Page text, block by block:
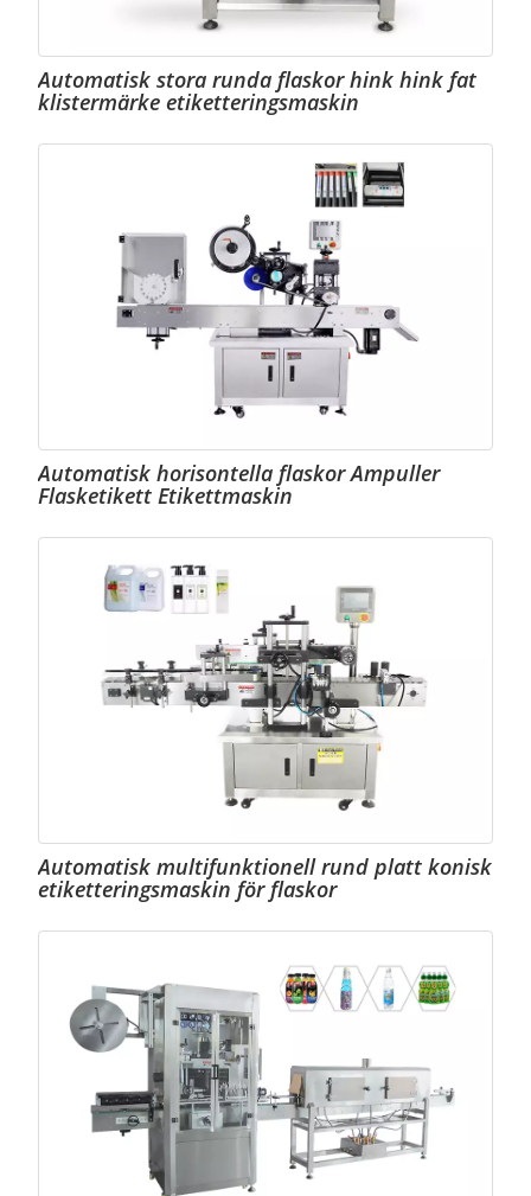
Automatisk stora runda flaskor hink hink fat
klistermärke etiketteringsmaskin
Automatisk horisontella flaskor Ampuller
Flasketikett Etikettmaskin
Automatisk multifunktionell rund platt konisk
etiketteringsmaskin för flaskor